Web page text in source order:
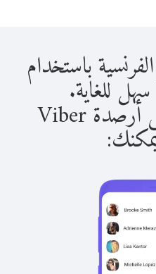
باستخدام
بمجرد حصولك على أرصدة Viber